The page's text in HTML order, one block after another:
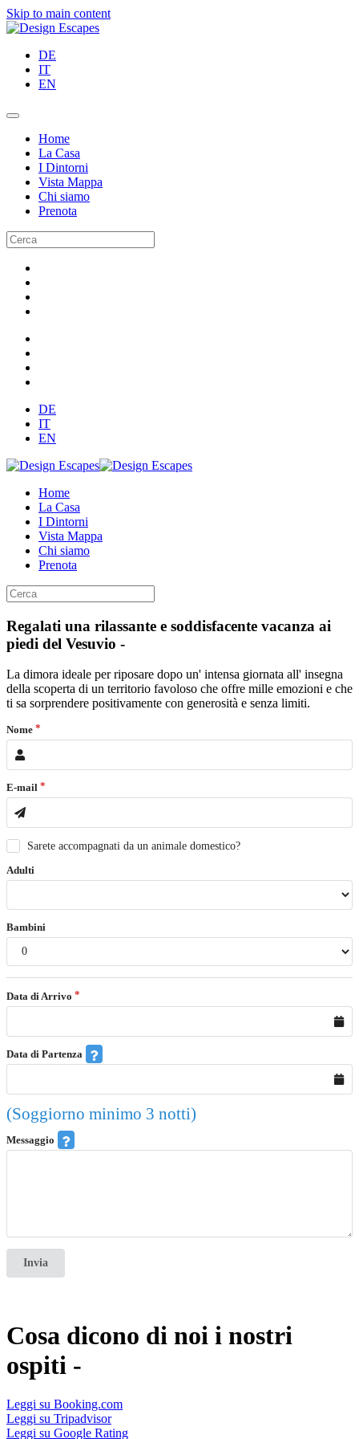
Skip to main content
DE
IT
EN
Home
La Casa
I Dintorni
Vista Mappa
Chi siamo
Prenota
DE
IT
EN
Home
La Casa
I Dintorni
Vista Mappa
Chi siamo
Prenota
Regalati una rilassante e soddisfacente vacanza ai
piedi del Vesuvio -
La dimora ideale per riposare dopo un' intensa giornata all' insegna
della scoperta di un territorio favoloso che offre mille emozioni e che
ti sa sorprendere positivamente con generosità e senza limiti.
Nome
E-mail
Sarete accompagnati da un animale domestico?
Adulti
Bambini
Data di Arrivo
Data di Partenza
(Soggiorno minimo 3 notti)
Messaggio
Invia
Cosa dicono di noi i nostri
ospiti -
Leggi su Booking.com
Leggi su Tripadvisor
Leggi su Google Rating